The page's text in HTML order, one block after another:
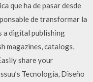
que ha de pasar desde
de transformar la
a digital publishing
magazines, catalogs,
share your
Tecnología, Diseño